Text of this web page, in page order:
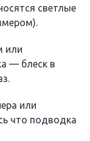
светлые
или
— блеск в
или
что подводка